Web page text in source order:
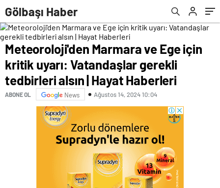
Gölbaşı Haber
Meteoroloji'den Marmara ve Ege için
kritik uyarı: Vatandaşlar gerekli
tedbirleri alsın | Hayat Haberleri
ABONE OL News Ağustos 14, 2024 10:04